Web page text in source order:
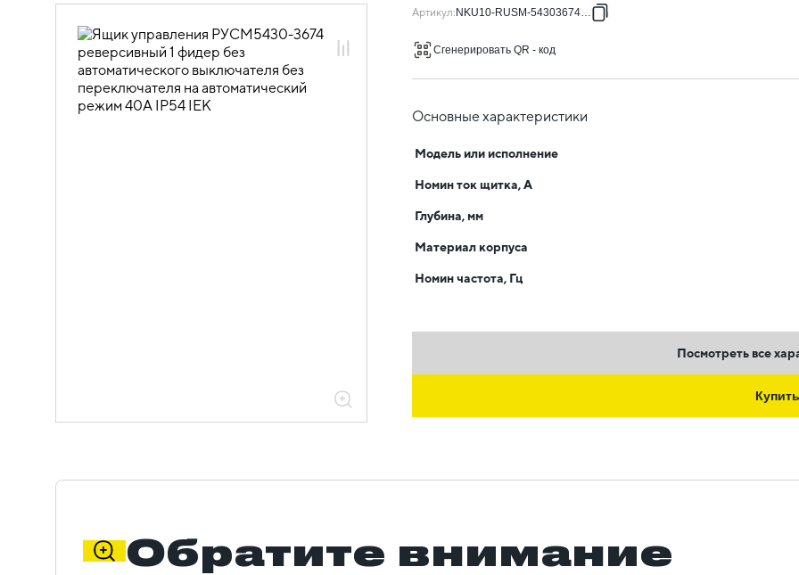
электродвигателями РУСМ5000
однофидерные реверсивные
Артикул: NKU10-RUSM-54303674-01
Сгенерировать QR - код
Основные характеристики
Модель или исполнение
Номин ток щитка, А
Глубина, мм
Материал корпуса
Номин частота, Гц
Посмотреть все
Купить
Обратите внимание